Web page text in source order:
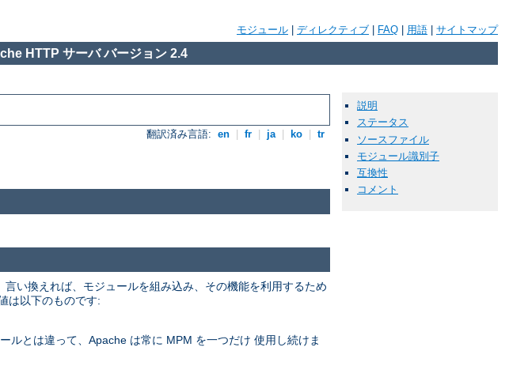
モジュール ディレクティブ FAQ 用語 サイトマップ
HTTP サーバ バージョン 2.4
翻訳済み言語: en fr ja ko tr
説明
ステータス
ソースファイル
モジュール識別子
互換性
コメント
い換えれば、モジュールを組み込み、その機能を利用するため
は以下のものです:
ルとは違って、Apache は常に MPM を一つだけ 使用し続けま